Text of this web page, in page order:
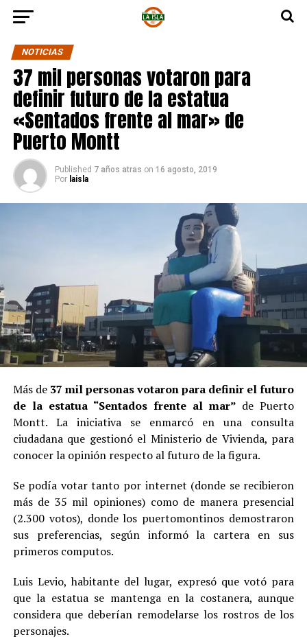
NOTICIAS
37 mil personas votaron para
definir futuro de la estatua
«Sentados frente al mar» de
Puerto Montt
Published 7 años atras on 16 agosto, 2019
Por laisla
Más de 37 mil personas votaron para definir el futuro
de la estatua “Sentados frente al mar” de Puerto
Montt. La iniciativa se enmarcó en una consulta
ciudadana que gestionó el Ministerio de Vivienda, para
conocer la opinión respecto al futuro de la figura.
Se podía votar tanto por internet (donde se recibieron
más de 35 mil opiniones) como de manera presencial
(2.300 votos), donde los puertomontinos demostraron
sus preferencias, según informó la cartera en sus
primeros computos.
Luis Levio, habitante del lugar, expresó que votó para
que la estatua se mantenga en la costanera, aunque
considera que deberían remodelarse los rostros de los
personajes.